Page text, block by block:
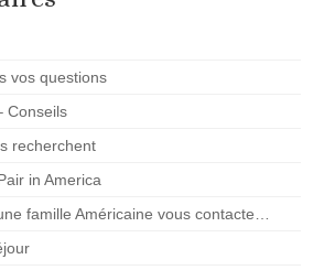
vos questions
Conseils
recherchent
in America
famille Américaine vous contacte…